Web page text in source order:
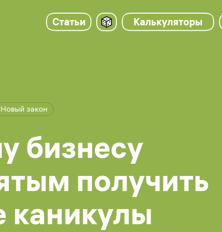
Статьи Калькуляторы
Новый закон
бизнесу
получить
каникулы